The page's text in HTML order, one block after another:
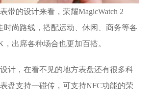
带的设计来看，荣耀MagicWatch 2
时尚路线，搭配运动、休闲、商务等各
出席各种场合也更加百搭。
计，在看不见的地方表盘还有很多科
盘支持一碰传，可支持NFC功能的荣